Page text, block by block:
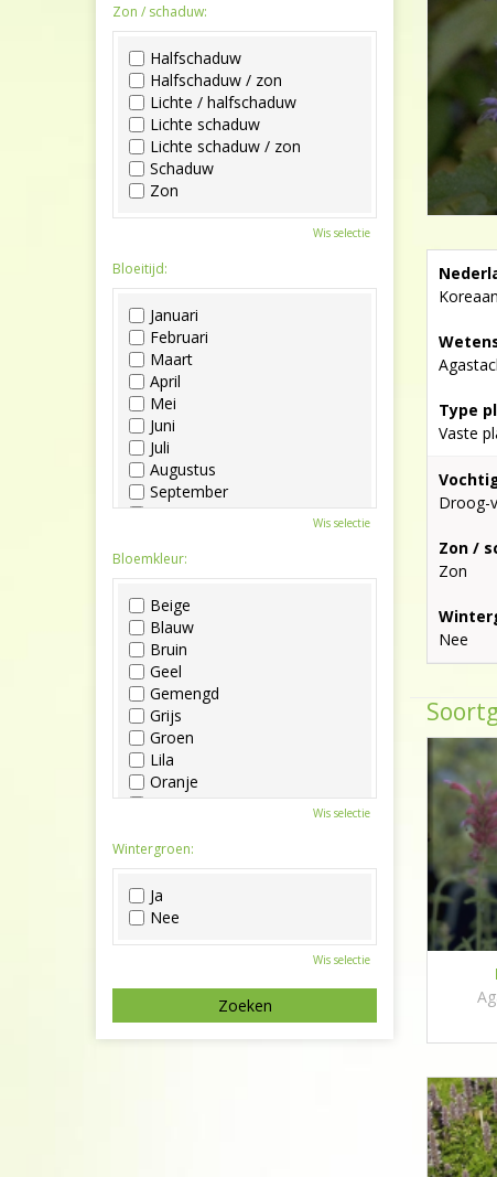
Type
Vaste
Droog-
Zon /
Zon
Nee
Zon / schaduw:
Halfschaduw
Halfschaduw / zon
Lichte / halfschaduw
Lichte schaduw
Lichte schaduw / zon
Schaduw
Zon
Wis selectie
Bloeitijd:
Januari
Februari
Maart
April
Mei
Juni
Juli
Augustus
September
Oktober
December
Wis selectie
Bloemkleur:
Beige
Blauw
Bruin
Geel
Gemengd
Grijs
Groen
Lila
Oranje
Paars
Roze
Wit
Zwart
Wis selectie
Wintergroen:
Ja
Nee
Wis selectie